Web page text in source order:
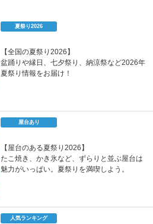
夏祭り2026
【全国の夏祭り2026】
盆踊りや縁日、七夕祭り、納涼祭など2026年
夏祭り情報をお届け！
屋台あり
【屋台のある夏祭り2026】
たこ焼き、かき氷など、ずらりと並ぶ屋台は
魅力がいっぱい。夏祭りを満喫しよう。
人気ランキング